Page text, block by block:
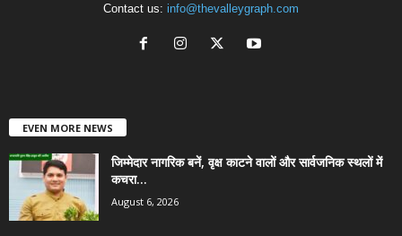
Contact us: info@thevalleygraph.com
EVEN MORE NEWS
जिम्मेदार नागरिक बनें, वृक्ष काटने वालों और सार्वजनिक स्थलों में
कचरा...
August 6, 2026